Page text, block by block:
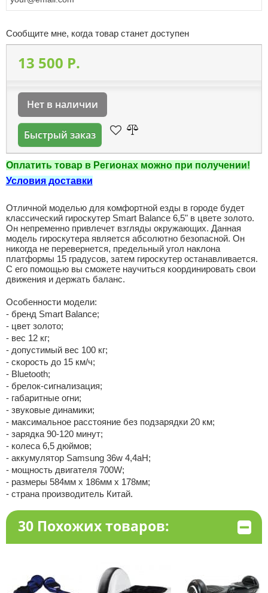
Сообщите мне, когда товар станет доступен
13 500 P.
Нет в наличии
Быстрый заказ
Оплатить товар в Регионах можно при получении!
Условия доставки
Отличной моделью для комфортной езды в городе будет
классический гироскутер Smart Balance 6,5" в цвете золото.
Он непременно привлечет взгляды окружающих. Данная
модель гироскутера является абсолютно безопасной. Он
никогда не перевернется, предельный угол наклона
платформы 15 градусов, затем гироскутер останавливается.
С его помощью вы сможете научиться координировать свои
движения и держать баланс.
Особенности модели:
- бренд Smart Balance;
- цвет золото;
- вес 12 кг;
- допустимый вес 100 кг;
- скорость до 15 км/ч;
- Bluetooth;
- брелок-сигнализация;
- габаритные огни;
- звуковые динамики;
- максимальное расстояние без подзарядки 20 км;
- зарядка 90-120 минут;
- колеса 6,5 дюймов;
- аккумулятор Samsung 36w 4,4aH;
- мощность двигателя 700W;
- размеры 584мм х 186мм х 178мм;
- страна производитель Китай.
30 Похожих товаров: